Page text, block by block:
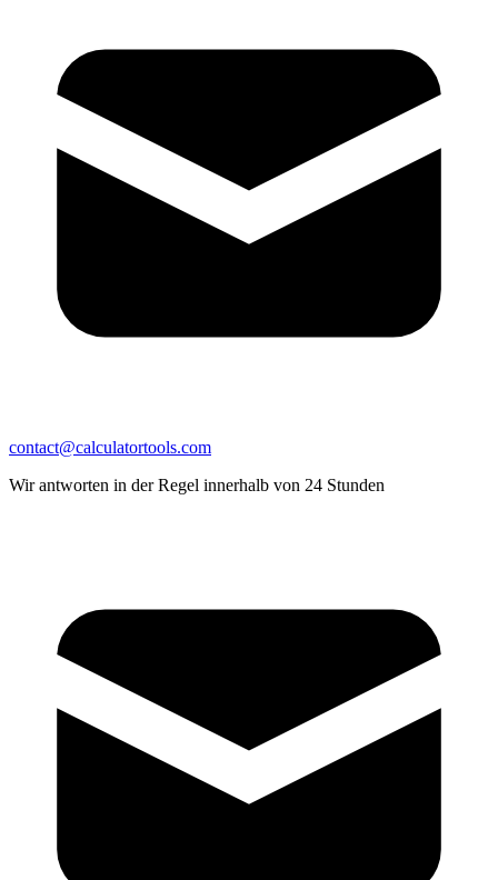
contact@calculatortools.com
Wir antworten in der Regel innerhalb von 24 Stunden